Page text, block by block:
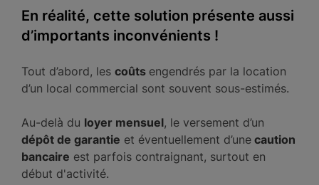
En réalité, cette solution présente aussi
d’importants inconvénients !
Tout d’abord, les coûts engendrés par la location
d’un local commercial sont souvent sous-estimés.
Au-delà du loyer mensuel, le versement d’un
dépôt de garantie et éventuellement d’une caution
bancaire est parfois contraignant, surtout en
début d'activité.